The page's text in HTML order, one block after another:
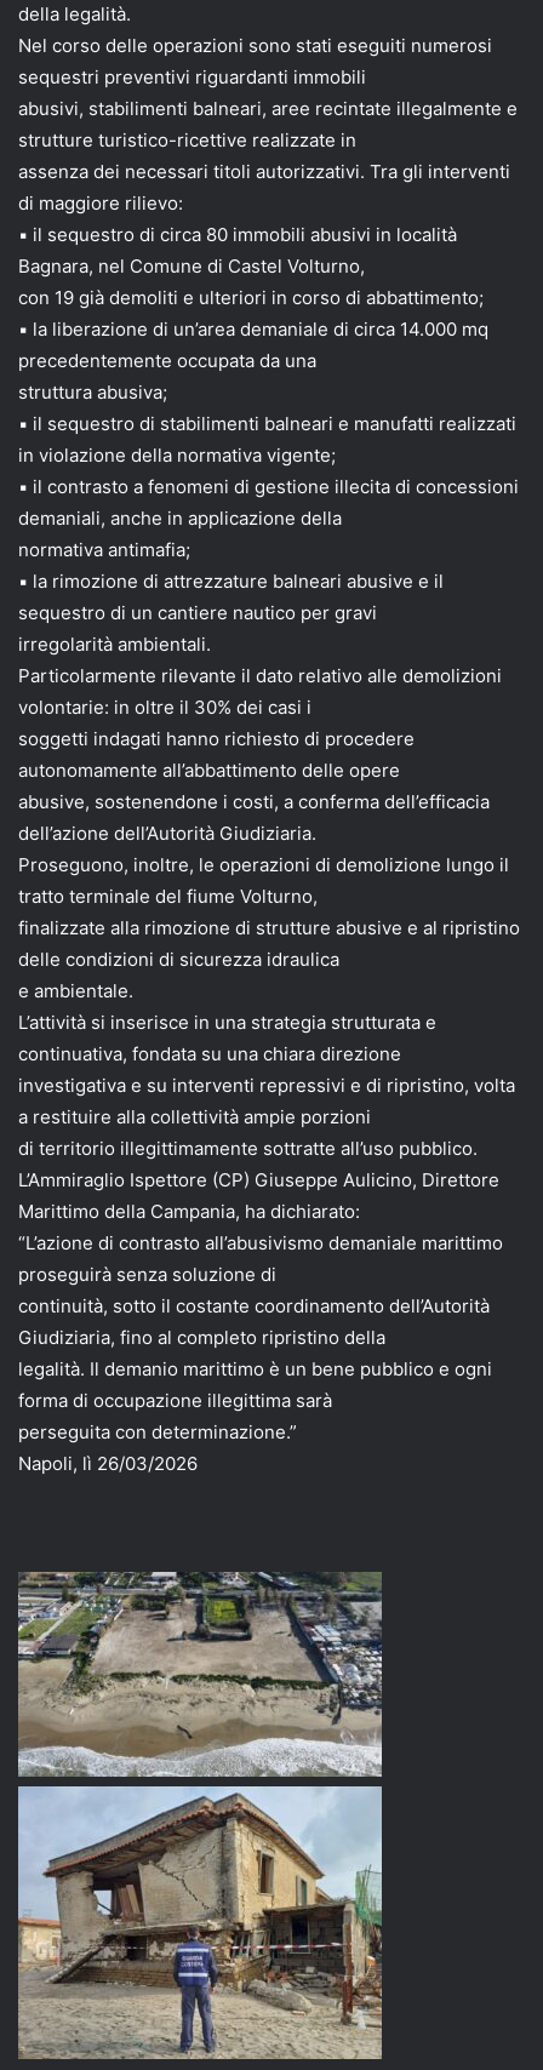
della legalità.
Nel corso delle operazioni sono stati eseguiti numerosi
sequestri preventivi riguardanti immobili
abusivi, stabilimenti balneari, aree recintate illegalmente e
strutture turistico-ricettive realizzate in
assenza dei necessari titoli autorizzativi. Tra gli interventi
di maggiore rilievo:
▪ il sequestro di circa 80 immobili abusivi in località
Bagnara, nel Comune di Castel Volturno,
con 19 già demoliti e ulteriori in corso di abbattimento;
▪ la liberazione di un’area demaniale di circa 14.000 mq
precedentemente occupata da una
struttura abusiva;
▪ il sequestro di stabilimenti balneari e manufatti realizzati
in violazione della normativa vigente;
▪ il contrasto a fenomeni di gestione illecita di concessioni
demaniali, anche in applicazione della
normativa antimafia;
▪ la rimozione di attrezzature balneari abusive e il
sequestro di un cantiere nautico per gravi
irregolarità ambientali.
Particolarmente rilevante il dato relativo alle demolizioni
volontarie: in oltre il 30% dei casi i
soggetti indagati hanno richiesto di procedere
autonomamente all’abbattimento delle opere
abusive, sostenendone i costi, a conferma dell’efficacia
dell’azione dell’Autorità Giudiziaria.
Proseguono, inoltre, le operazioni di demolizione lungo il
tratto terminale del fiume Volturno,
finalizzate alla rimozione di strutture abusive e al ripristino
delle condizioni di sicurezza idraulica
e ambientale.
L’attività si inserisce in una strategia strutturata e
continuativa, fondata su una chiara direzione
investigativa e su interventi repressivi e di ripristino, volta
a restituire alla collettività ampie porzioni
di territorio illegittimamente sottratte all’uso pubblico.
L’Ammiraglio Ispettore (CP) Giuseppe Aulicino, Direttore
Marittimo della Campania, ha dichiarato:
“L’azione di contrasto all’abusivismo demaniale marittimo
proseguirà senza soluzione di
continuità, sotto il costante coordinamento dell’Autorità
Giudiziaria, fino al completo ripristino della
legalità. Il demanio marittimo è un bene pubblico e ogni
forma di occupazione illegittima sarà
perseguita con determinazione.”
Napoli, lì 26/03/2026